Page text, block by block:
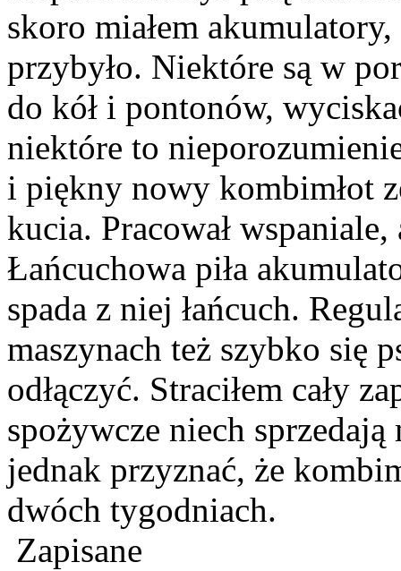
skoro miałem
przybyło. Niektóre są w
do kół i pontonów,
niektóre to
i piękny nowy kombimłot
kucia. Pracował
Łańcuchowa piła
spada z niej łańcuch.
maszynach też szybko się
odłączyć. Straciłem cały
spożywcze niech
jednak przyznać, że
dwóch tygodniach.
Zapisane